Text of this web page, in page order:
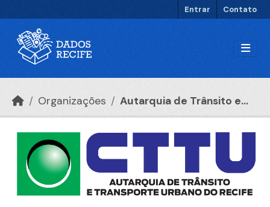
Entrar Contato
Organizações Autarquia de Trânsito e...